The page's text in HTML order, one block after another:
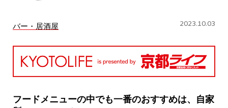
MAIN MENU
SERIES
バー・居酒屋 2023.10.03
フードメニューの中でも一番のおすすめは、自家